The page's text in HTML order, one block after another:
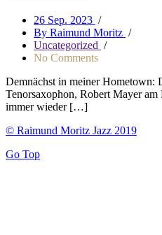
26 Sep. 2023 /
By Raimund Moritz /
Uncategorized /
No Comments
Demnächst in meiner Hometown:
Tenorsaxophon, Robert Mayer am
immer wieder […]
© Raimund Moritz Jazz 2019
Go Top